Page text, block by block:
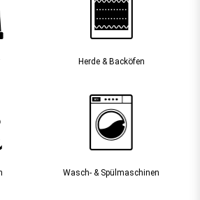
Herde & Backöfen
Wasch- & Spülmaschinen